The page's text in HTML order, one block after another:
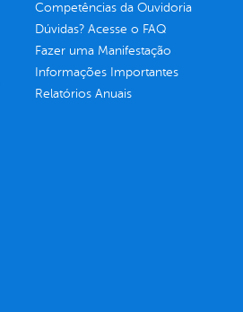
Competências da Ouvidoria
Dúvidas? Acesse o FAQ
Fazer uma Manifestação
Informações Importantes
Relatórios Anuais